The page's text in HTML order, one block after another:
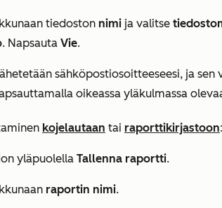
tiedoston nimi ja valitse
. Napsauta Vie.
sähköpostiosoitteeseesi, ja sen
oikeassa yläkulmassa
kojelautaan tai raporttikirjastoon:
yläpuolella Tallenna raportti.
raportin nimi.